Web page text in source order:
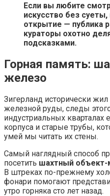
Если вы любите
искусство без суеты,
открытие — публика
кураторы охотно
подсказками.
Горная память:
железо
Зигерланд исторически
железной руды, следы
индустриальных
корпуса и старые трубы,
умей мы читать их стены.
Самый наглядный способ
посетить шахтный объект-
В штреках по-прежнему
фонари помогают
утро горняка сто лет назад.